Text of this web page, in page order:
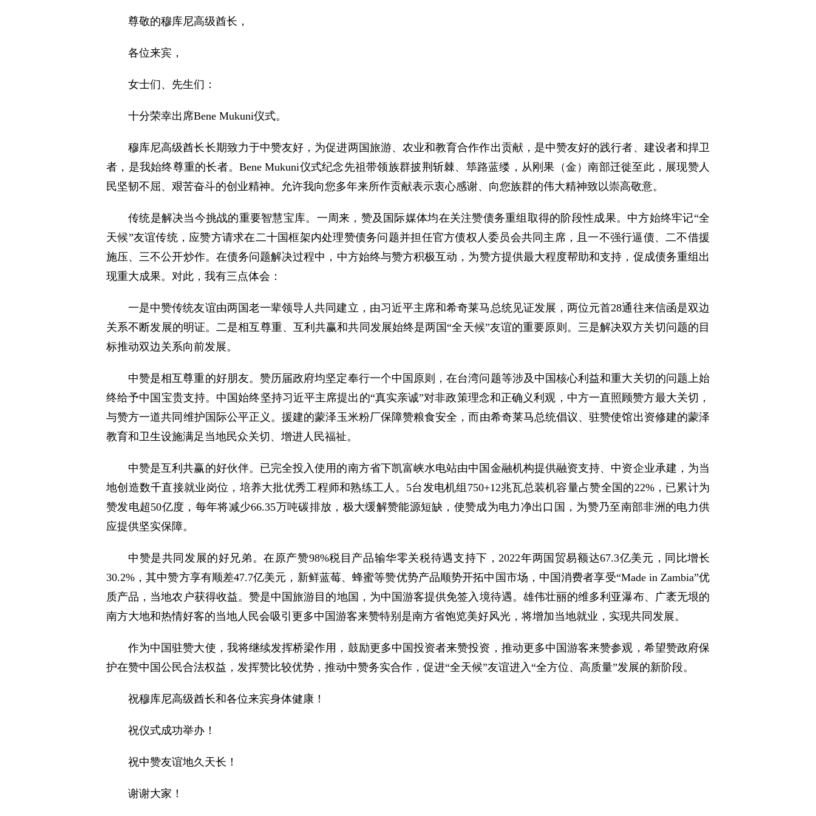
尊敬的穆库尼高级酋长，
各位来宾，
女士们、先生们：
十分荣幸出席Bene Mukuni仪式。
穆库尼高级酋长长期致力于中赞友好，为促进两国旅游、农业和教育合作作出贡献，是中赞友好的践行者、建设者和捍卫
者，是我始终尊重的长者。Bene Mukuni仪式纪念先祖带领族群披荆斩棘、筚路蓝缕，从刚果（金）南部迁徙至此，展现赞人
民坚韧不屈、艰苦奋斗的创业精神。允许我向您多年来所作贡献表示衷心感谢、向您族群的伟大精神致以崇高敬意。
传统是解决当今挑战的重要智慧宝库。一周来，赞及国际媒体均在关注赞债务重组取得的阶段性成果。中方始终牢记“全
天候”友谊传统，应赞方请求在二十国框架内处理赞债务问题并担任官方债权人委员会共同主席，且一不强行逼债、二不借援
施压、三不公开炒作。在债务问题解决过程中，中方始终与赞方积极互动，为赞方提供最大程度帮助和支持，促成债务重组出
现重大成果。对此，我有三点体会：
一是中赞传统友谊由两国老一辈领导人共同建立，由习近平主席和希奇莱马总统见证发展，两位元首28通往来信函是双边
关系不断发展的明证。二是相互尊重、互利共赢和共同发展始终是两国“全天候”友谊的重要原则。三是解决双方关切问题的目
标推动双边关系向前发展。
中赞是相互尊重的好朋友。赞历届政府均坚定奉行一个中国原则，在台湾问题等涉及中国核心利益和重大关切的问题上始
终给予中国宝贵支持。中国始终坚持习近平主席提出的“真实亲诚”对非政策理念和正确义利观，中方一直照顾赞方最大关切，
与赞方一道共同维护国际公平正义。援建的蒙泽玉米粉厂保障赞粮食安全，而由希奇莱马总统倡议、驻赞使馆出资修建的蒙泽
教育和卫生设施满足当地民众关切、增进人民福祉。
中赞是互利共赢的好伙伴。已完全投入使用的南方省下凯富峡水电站由中国金融机构提供融资支持、中资企业承建，为当
地创造数千直接就业岗位，培养大批优秀工程师和熟练工人。5台发电机组750+12兆瓦总装机容量占赞全国的22%，已累计为
赞发电超50亿度，每年将减少66.35万吨碳排放，极大缓解赞能源短缺，使赞成为电力净出口国，为赞乃至南部非洲的电力供
应提供坚实保障。
中赞是共同发展的好兄弟。在原产赞98%税目产品输华零关税待遇支持下，2022年两国贸易额达67.3亿美元，同比增长
30.2%，其中赞方享有顺差47.7亿美元，新鲜蓝莓、蜂蜜等赞优势产品顺势开拓中国市场，中国消费者享受“Made in Zambia”优
质产品，当地农户获得收益。赞是中国旅游目的地国，为中国游客提供免签入境待遇。雄伟壮丽的维多利亚瀑布、广袤无垠的
南方大地和热情好客的当地人民会吸引更多中国游客来赞特别是南方省饱览美好风光，将增加当地就业，实现共同发展。
作为中国驻赞大使，我将继续发挥桥梁作用，鼓励更多中国投资者来赞投资，推动更多中国游客来赞参观，希望赞政府保
护在赞中国公民合法权益，发挥赞比较优势，推动中赞务实合作，促进“全天候”友谊进入“全方位、高质量”发展的新阶段。
祝穆库尼高级酋长和各位来宾身体健康！
祝仪式成功举办！
祝中赞友谊地久天长！
谢谢大家！